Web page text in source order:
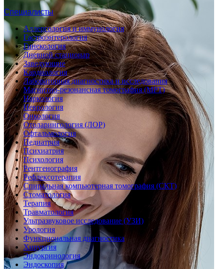
Специалисты
Аллергология и иммунология
Гастроэнтерология
Гинекология
Дневной стационар
Заведующие
Кардиология
Лабораторная диагностика и исследования
Магнитно-резонансная томография (МРТ)
Наркология
Неврология
Онкология
Отоларингология (ЛОР)
Офтальмология
Педиатрия
Психиатрия
Психология
Рентгенография
Рефлексотерапия
Спиральная компьютерная томография (СКТ)
Стоматология
Терапия
Травматология
Ультразвуковое исследование (УЗИ)
Урология
Функциональная диагностика
Хирургия
Эндокринология
Эндоскопия